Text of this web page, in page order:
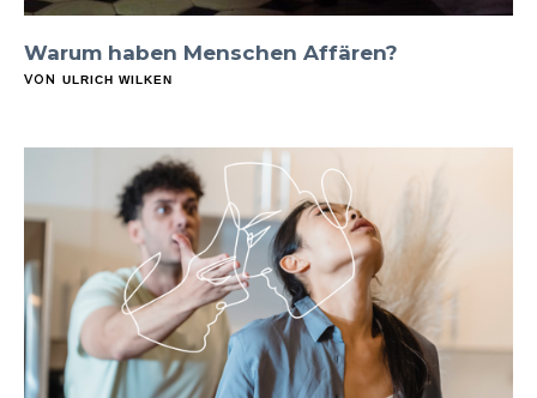
Warum haben Menschen Affären?
VON ULRICH WILKEN